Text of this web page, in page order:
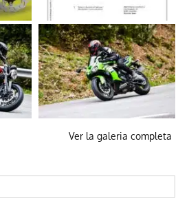
Ver la galeria completa